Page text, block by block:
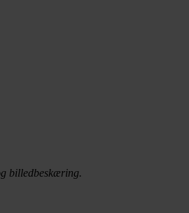
billedbeskæring.